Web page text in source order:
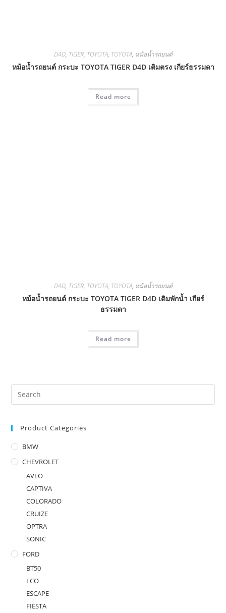
D4D, TIGER, TOYOTA, TOYOTA, หม้อน้ำรถยนต์
หม้อน้ำรถยนต์ กระบะ TOYOTA TIGER D4D เติมตรง เกียร์ธรรมดา
Read more
D4D, TIGER, TOYOTA, TOYOTA, หม้อน้ำรถยนต์
หม้อน้ำรถยนต์ กระบะ TOYOTA TIGER D4D เติมพักน้ำ เกียร์
ธรรมดา
Read more
Product Categories
BMW
CHEVROLET
AVEO
CAPTIVA
COLORADO
CRUIZE
OPTRA
SONIC
FORD
BT50
ECO
ESCAPE
FIESTA